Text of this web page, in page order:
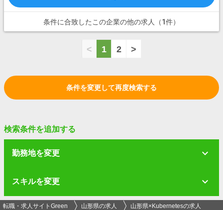
条件に合致したこの企業の他の求人（1件）
< 1 2 >
条件を変更して再度検索する
検索条件を追加する
勤務地を変更
スキルを変更
転職・求人サイトGreen 山形県の求人 山形県×Kubernetesの求人